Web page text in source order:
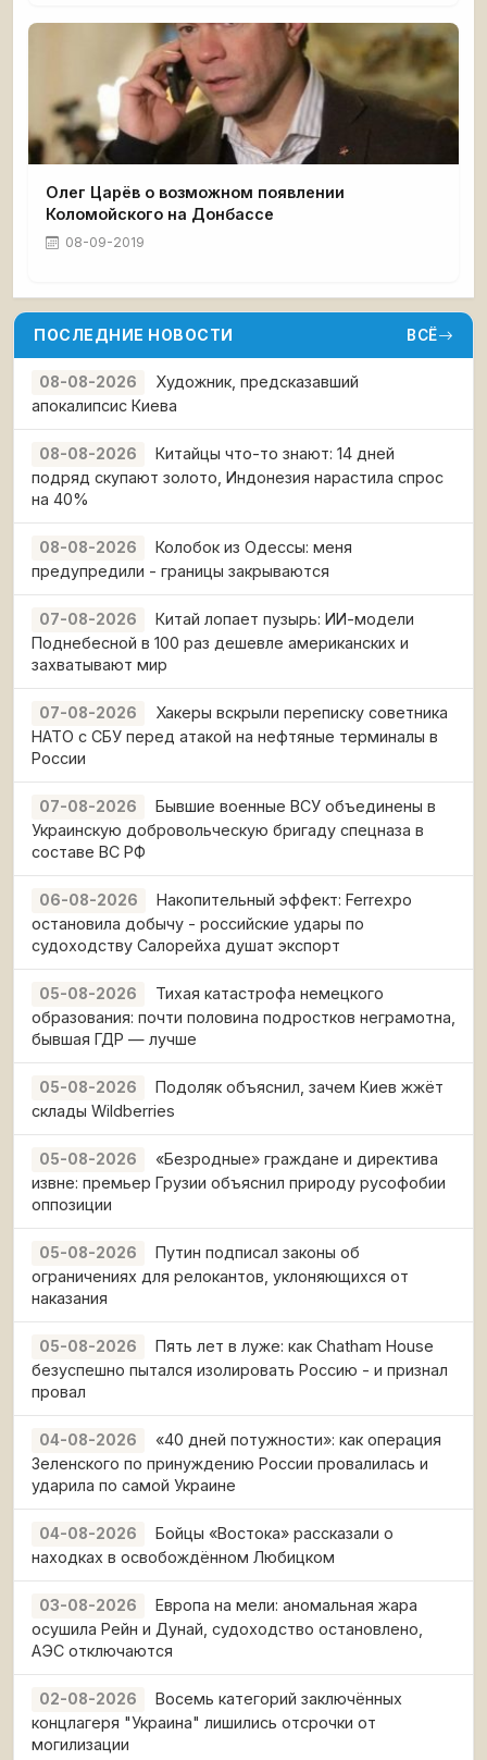
Олег Царёв о возможном появлении
Коломойского на Донбассе
08-09-2019
ПОСЛЕДНИЕ НОВОСТИ ВСЁ
08-08-2026
Художник, предсказавший
апокалипсис Киева
08-08-2026
Китайцы что-то знают: 14 дней
подряд скупают золото, Индонезия нарастила спрос
на 40%
08-08-2026
Колобок из Одессы: меня
предупредили - границы закрываются
07-08-2026
Китай лопает пузырь: ИИ-модели
Поднебесной в 100 раз дешевле американских и
захватывают мир
07-08-2026
Хакеры вскрыли переписку советника
НАТО с СБУ перед атакой на нефтяные терминалы в
России
07-08-2026
Бывшие военные ВСУ объединены в
Украинскую добровольческую бригаду спецназа в
составе ВС РФ
06-08-2026
Накопительный эффект: Ferrexpo
остановила добычу - российские удары по
судоходству Салорейха душат экспорт
05-08-2026
Тихая катастрофа немецкого
образования: почти половина подростков неграмотна,
бывшая ГДР — лучше
05-08-2026
Подоляк объяснил, зачем Киев жжёт
склады Wildberries
05-08-2026
«Безродные» граждане и директива
извне: премьер Грузии объяснил природу русофобии
оппозиции
05-08-2026
Путин подписал законы об
ограничениях для релокантов, уклоняющихся от
наказания
05-08-2026
Пять лет в луже: как Chatham House
безуспешно пытался изолировать Россию - и признал
провал
04-08-2026
«40 дней потужности»: как операция
Зеленского по принуждению России провалилась и
ударила по самой Украине
04-08-2026
Бойцы «Востока» рассказали о
находках в освобождённом Любицком
03-08-2026
Европа на мели: аномальная жара
осушила Рейн и Дунай, судоходство остановлено,
АЭС отключаются
02-08-2026
Восемь категорий заключённых
концлагеря "Украина" лишились отсрочки от
могилизации